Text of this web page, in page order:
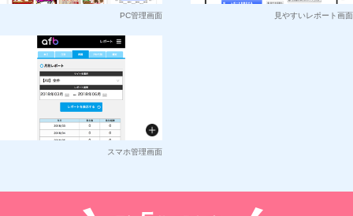
PC管理画面 見やすいレポート画面
スマホ管理画面